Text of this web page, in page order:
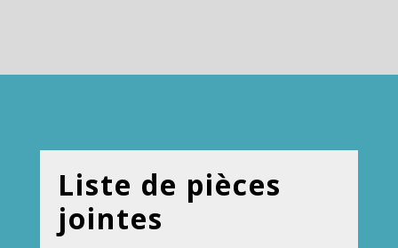
Liste de pièces
jointes